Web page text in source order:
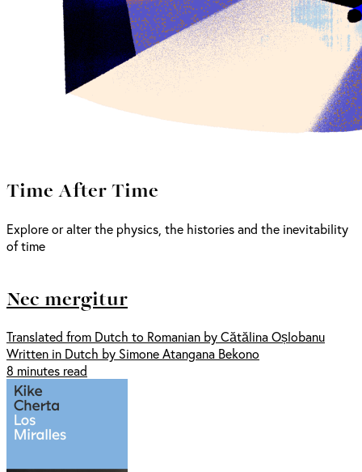
Time After Time
Explore or alter the physics, the histories and the inevitability
of time
Nec mergitur
Translated from Dutch to Romanian by Cătălina Oșlobanu
Written in Dutch by Simone Atangana Bekono
8 minutes read